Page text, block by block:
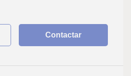
Contactar